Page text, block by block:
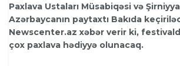
Paxlava Ustaları Müsabiqəsi və
Azərbaycanın paytaxtı Bakıda
Newscenter.az xəbər verir ki,
çox paxlava hədiyyə olunacaq.